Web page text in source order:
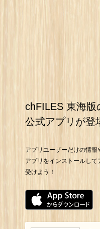
chFILES 東海版
公式アプリが登
アプリユーザーだけの情報
アプリをインストールし
受けよう！